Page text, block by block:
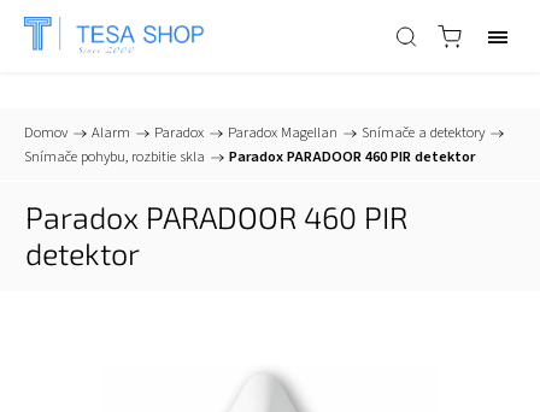
📞+421 903 553 805 info@tesa-systems.sk
Domov / Alarm / Paradox / Paradox Magellan / Snímače a detektory /
Snímače pohybu, rozbitie skla / Paradox PARADOOR 460 PIR detektor
Paradox PARADOOR 460 PIR
detektor